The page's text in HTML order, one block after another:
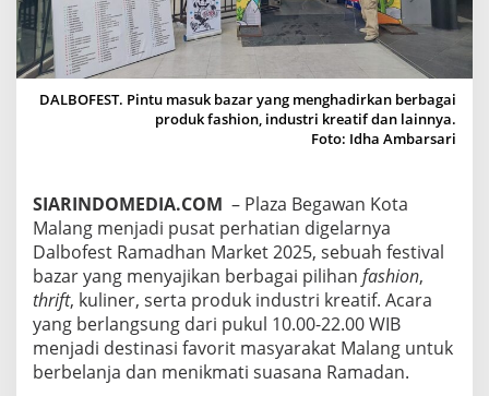
B
L
J
A
H
I
O
N
,
T
H
R
F
DALBOFEST. Pintu masuk bazar yang menghadirkan berbagai
produk fashion, industri kreatif dan lainnya.
Foto: Idha Ambarsari
SIARINDOMEDIA.COM – Plaza Begawan Kota
Malang menjadi pusat perhatian digelarnya
Dalbofest Ramadhan Market 2025, sebuah festival
bazar yang menyajikan berbagai pilihan fashion,
thrift, kuliner, serta produk industri kreatif. Acara
yang berlangsung dari pukul 10.00-22.00 WIB
menjadi destinasi favorit masyarakat Malang untuk
berbelanja dan menikmati suasana Ramadan.